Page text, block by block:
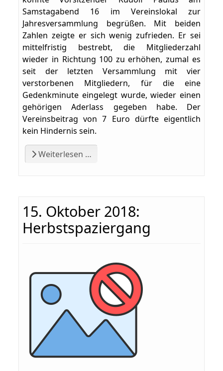
Samstagabend 16 im Vereinslokal zur
Jahresversammlung begrüßen. Mit beiden
Zahlen zeigte er sich wenig zufrieden. Er sei
mittelfristig bestrebt, die Mitgliederzahl
wieder in Richtung 100 zu erhöhen, zumal es
seit der letzten Versammlung mit vier
verstorbenen Mitgliedern, für die eine
Gedenkminute eingelegt wurde, wieder einen
gehörigen Aderlass gegeben habe. Der
Vereinsbeitrag von 7 Euro dürfte eigentlich
kein Hindernis sein.
Weiterlesen …
15. Oktober 2018:
Herbstspaziergang